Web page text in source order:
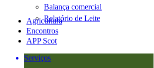
Balança comercial
Relatório de Leite
Agricultura
Encontros
APP Scot
Serviços